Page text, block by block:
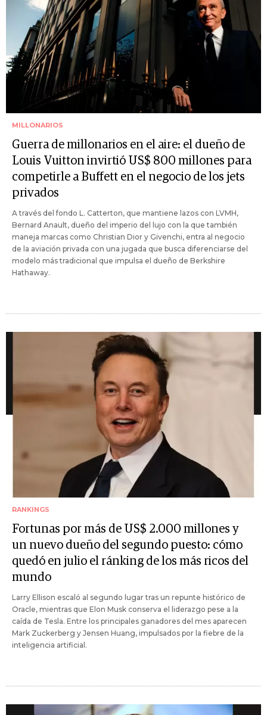
MILLONARIOS
Guerra de millonarios en el aire: el dueño de
Louis Vuitton invirtió US$ 800 millones para
competirle a Buffett en el negocio de los jets
privados
A través del fondo L. Catterton, que mantiene lazos con LVMH,
Bernard Anault, dueño del imperio del lujo con la que también
maneja marcas como Christian Dior y Givenchi, entra al negocio
de la aviación privada con una jugada que busca diferenciarse del
modelo más tradicional que impulsa el dueño de Berkshire
Hathaway.
RANKINGS
Fortunas por más de US$ 2.000 millones y
un nuevo dueño del segundo puesto: cómo
quedó en julio el ránking de los más ricos del
mundo
Larry Ellison escaló al segundo lugar tras un repunte histórico de
Oracle, mientras que Elon Musk conserva el liderazgo pese a la
caída de Tesla. Entre los principales ganadores del mes aparecen
Mark Zuckerberg y Jensen Huang, impulsados por la fiebre de la
inteligencia artificial.